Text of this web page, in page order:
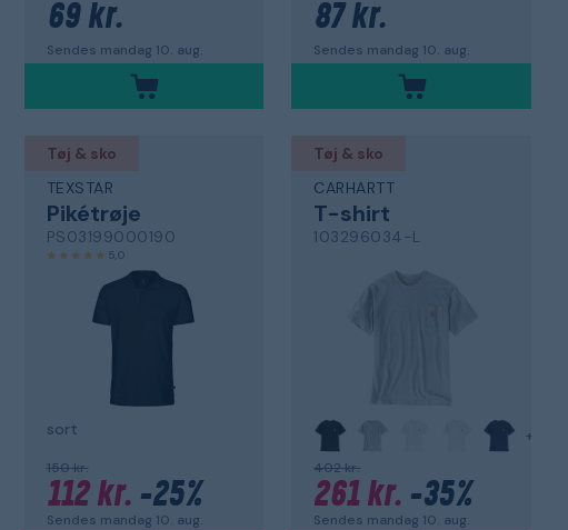
69 kr.
Sendes mandag 10. aug.
87 kr.
Sendes mandag 10. aug.
Tøj & sko
TEXSTAR
Pikétrøje
PS03199000190
5,0
sort
150 kr.
112 kr.-25%
Sendes mandag 10. aug.
Tøj & sko
CARHARTT
T-shirt
103296034-L
+
402 kr.
261 kr. -35%
Sendes mandag 10. aug.